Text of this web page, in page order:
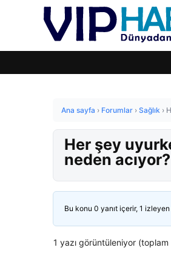
Ana sayfa › Forumlar › Sağlık ›
Her şey
neden acıyor?
Bu konu 0 yanıt içerir, 1
1 yazı görüntüleniyor (toplam